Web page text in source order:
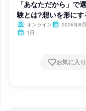
「あなただから」で
験とは?想いを形にす
迫るオンライン
2026年8
1日
お気に入り